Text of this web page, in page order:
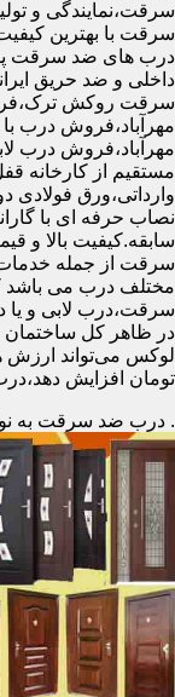
سرقت،نمایندگی و
سرقت با بهترین
درب های ضد سرقت
داخلی و ضد حریق
سرقت روکش
مهرآباد،فروش درب
مهرآباد،فروش درب
وارداتی،ورق
سابقه.کیفیت بالا و
سرقت از جمله خدمات
مختلف درب می باشد
سرقت،درب لابی و یا
در ظاهر کل ساختمان
تومان افزایش
. درب ضد سرقت به